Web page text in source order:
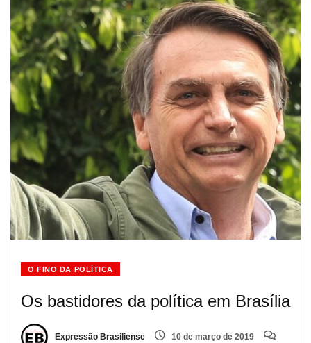
O FINO DA POLÍTICA
Os bastidores da política em Brasília
Expressão Brasiliense 10 de março de 2019